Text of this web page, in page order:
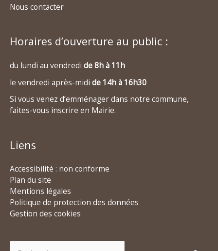
Nous contacter
Horaires d’ouverture au public :
du lundi au vendredi de 8h à 11h
le vendredi après-midi de 14h à 16h30
Si vous venez d’emménager dans notre commune,
faites-vous inscrire en Mairie.
Liens
Accessibilité : non conforme
Plan du site
Mentions légales
Politique de protection des données
Gestion des cookies